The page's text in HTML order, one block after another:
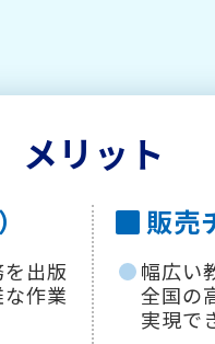
メリット
出版
作業
販売
幅広い
全国の
実現で